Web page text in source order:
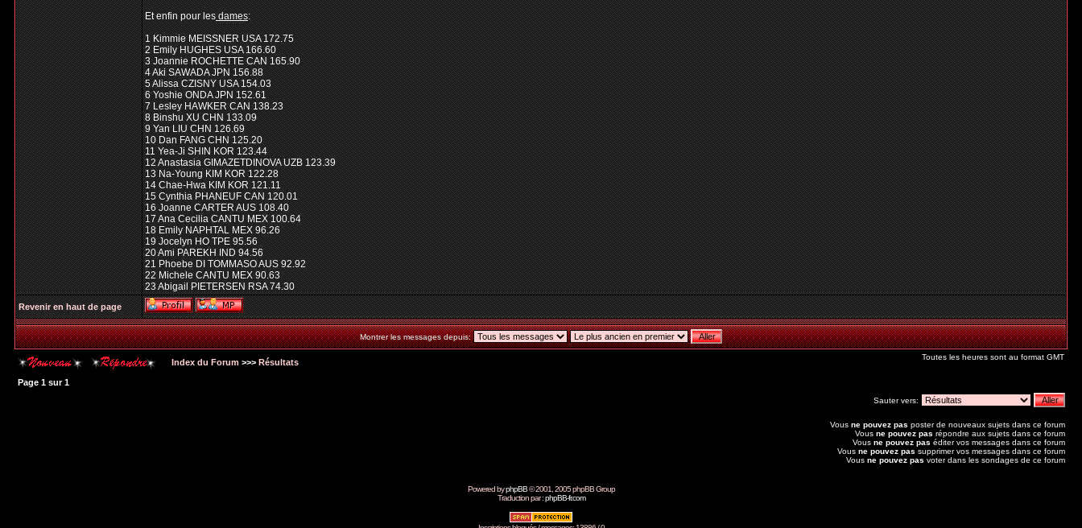
Et enfin pour lesdames:
1 Kimmie MEISSNER USA 172.75
2 Emily HUGHES USA 166.60
3 Joannie ROCHETTE CAN 165.90
4 Aki SAWADA JPN 156.88
5 Alissa CZISNY USA 154.03
6 Yoshie ONDA JPN 152.61
7 Lesley HAWKER CAN 138.23
8 Binshu XU CHN 133.09
9 Yan LIU CHN 126.69
10 Dan FANG CHN 125.20
11 Yea-Ji SHIN KOR 123.44
12 Anastasia GIMAZETDINOVA UZB 123.39
13 Na-Young KIM KOR 122.28
14 Chae-Hwa KIM KOR 121.11
15 Cynthia PHANEUF CAN 120.01
16 Joanne CARTER AUS 108.40
17 Ana Cecilia CANTU MEX 100.64
18 Emily NAPHTAL MEX 96.26
19 Jocelyn HO TPE 95.56
20 Ami PAREKH IND 94.56
21 Phoebe DI TOMMASO AUS 92.92
22 Michele CANTU MEX 90.63
23 Abigail PIETERSEN RSA 74.30
Revenir en haut de page
Montrer les messages depuis:
Index du Forum >>> Résultats
Toutes les heures sont au format GMT
Page 1 sur1
Sauter vers:
Vous ne pouvez pas poster de nouveaux sujets dans ce forum
Vous ne pouvez pas répondre aux sujets dans ce forum
Vous ne pouvez pas éditer vos messages dans ce forum
Vous ne pouvez pas supprimer vos messages dans ce forum
Vous ne pouvez pas voter dans les sondages de ce forum
Powered byphpBB© 2001, 2005 phpBB Group
Traduction par :phpBB-fr.com